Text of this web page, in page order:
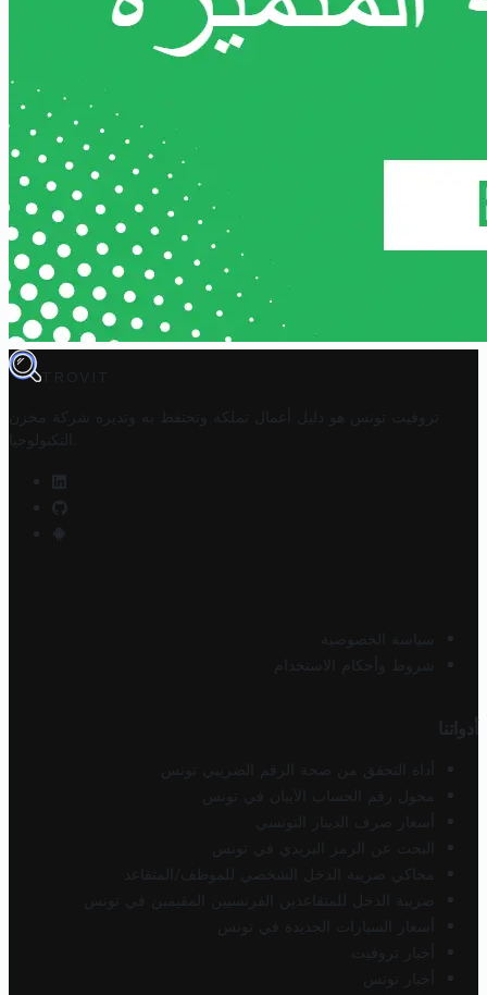
TROVIT
تروفيت تونس هو دليل أعمال تملكه وتحتفظ به وتديره
شركة مخزن
التكنولوجيا
سياسة الخصوصية
شروط وأحكام الاستخدام
أدواتنا
أداة التحقق من صحة الرقم الضريبي تونس
محول رقم الحساب الآيبان في تونس
أسعار صرف الدينار التونسي
البحث عن الرمز البريدي في تونس
محاكي ضريبة الدخل الشخصي للموظف/المتقاعد
ضريبة الدخل للمتقاعدين الفرنسيين المقيمين في تونس
أسعار السيارات الجديدة في تونس
أخبار تروفيت
أخبار تونس